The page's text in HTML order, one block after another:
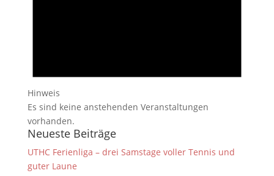
Hinweis
Es sind keine anstehenden Veranstaltungen
vorhanden.
Neueste Beiträge
UTHC Ferienliga – drei Samstage voller Tennis und
guter Laune